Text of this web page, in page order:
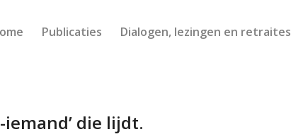
Publicaties Dialogen, lezingen en retraites
die lijdt.